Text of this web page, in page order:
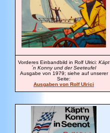
Vorderes Einbandbild in Rolf Ulrici: Käpt
´n Konny und der Seeteufel
Ausgabe von 1979; siehe auf unserer
Seite:
Ausgaben von Rolf Ulrici